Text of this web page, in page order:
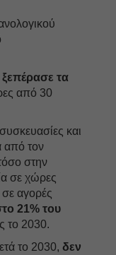
τα
από 30
και
από τον
στην
σε χώρες
αγορές
21% του
το 2030.
το 2030,δεν